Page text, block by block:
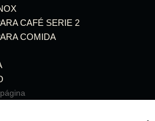
CAFÉ SERIE 2
COMIDA